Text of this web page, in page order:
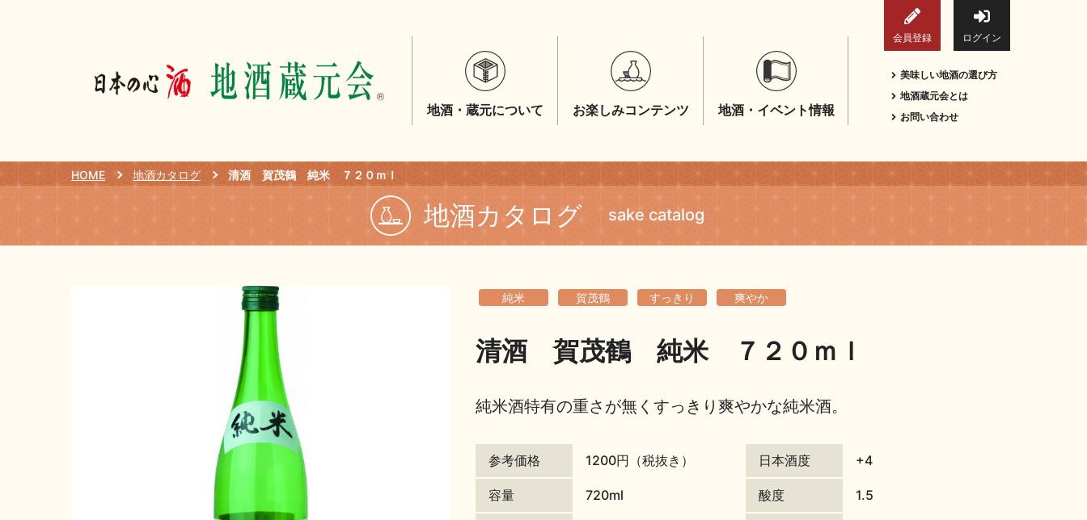
会員登録 ログイン
地酒・蔵元について お楽しみコンテンツ 地酒・イベント情報
美味しい地酒の選び方
地酒蔵元会とは
お問い合わせ
HOME 地酒カタログ 清酒 賀茂鶴 純米 ７２０ｍｌ
地酒カタログ sake catalog
純米 賀茂鶴 すっきり 爽やか
清酒 賀茂鶴 純米 ７２０ｍｌ
純米酒特有の重さが無くすっきり爽やかな純米酒。
参考価格 1200円（税抜き）
容量 720ml
日本酒度 +4
酸度 1.5